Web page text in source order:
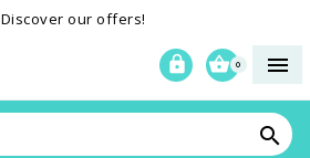
Discover our offers!

0


